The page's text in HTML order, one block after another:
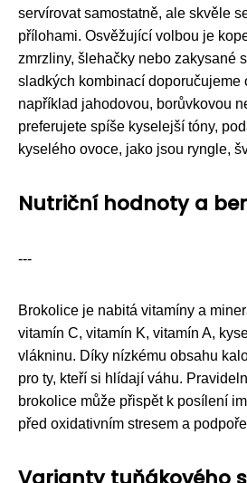
servírovat samostatně, ale skvěle
přílohami. Osvěžující volbou je
zmrzliny, šlehačky nebo zakysané
sladkých kombinací doporučujeme
například jahodovou, borůvkovou
preferujete spíše kyselejší tóny,
kyselého ovoce, jako jsou ryngle,
Nutriční hodnoty a
---
Brokolice je nabitá vitamíny a
vitamín C, vitamín K, vitamín A,
vlákninu. Díky nízkému obsahu
pro ty, kteří si hlídají váhu.
brokolice může přispět k posílení
před oxidativním stresem a